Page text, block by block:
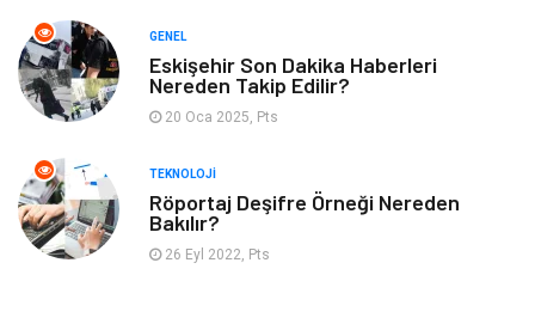
GENEL
Eskişehir Son Dakika Haberleri
Nereden Takip Edilir?
20 Oca 2025, Pts
TEKNOLOJI
Röportaj Deşifre Örneği Nereden
Bakılır?
26 Eyl 2022, Pts